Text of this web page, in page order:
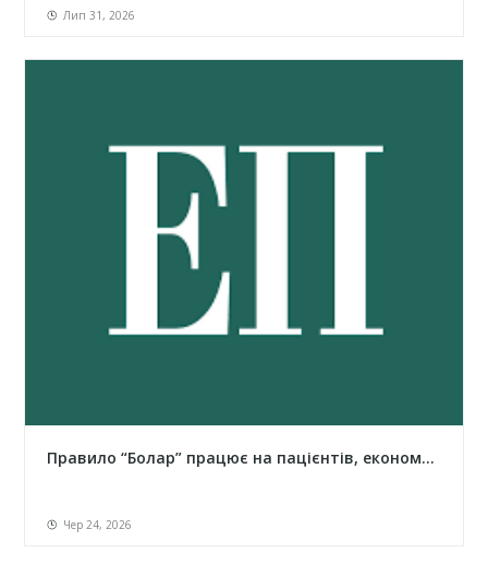
Лип 31, 2026
Правило “Болар” працює на пацієнтів, економ...
Чер 24, 2026